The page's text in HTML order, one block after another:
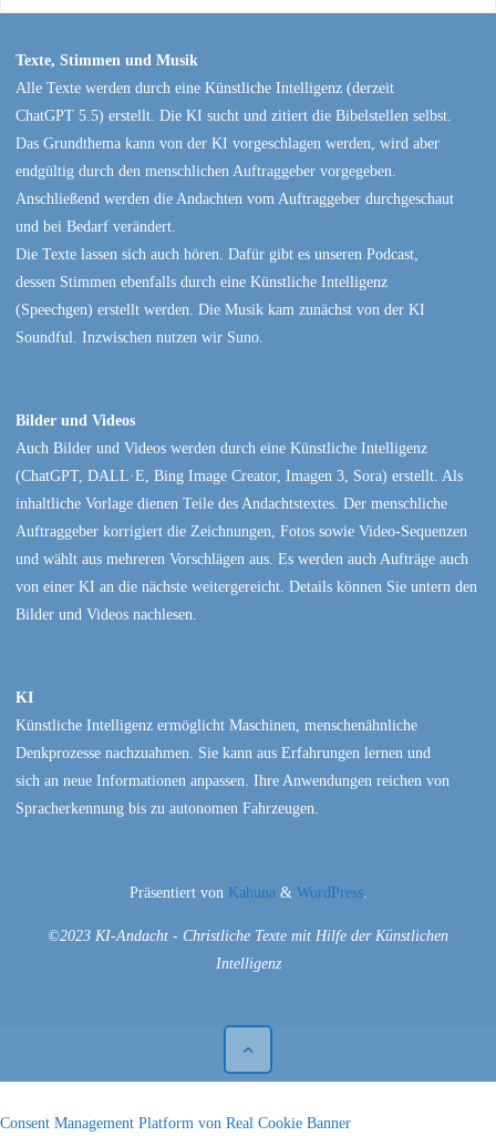
Texte, Stimmen und Musik
Alle Texte werden durch eine Künstliche Intelligenz (derzeit
ChatGPT 5.5) erstellt. Die KI sucht und zitiert die Bibelstellen selbst.
Das Grundthema kann von der KI vorgeschlagen werden, wird aber
endgültig durch den menschlichen Auftraggeber vorgegeben.
Anschließend werden die Andachten vom Auftraggeber durchgeschaut
und bei Bedarf verändert.
Die Texte lassen sich auch hören. Dafür gibt es unseren Podcast,
dessen Stimmen ebenfalls durch eine Künstliche Intelligenz
(Speechgen) erstellt werden. Die Musik kam zunächst von der KI
Soundful. Inzwischen nutzen wir Suno.
Bilder und Videos
Auch Bilder und Videos werden durch eine Künstliche Intelligenz
(ChatGPT, DALL·E, Bing Image Creator, Imagen 3, Sora) erstellt. Als
inhaltliche Vorlage dienen Teile des Andachtstextes. Der menschliche
Auftraggeber korrigiert die Zeichnungen, Fotos sowie Video-Sequenzen
und wählt aus mehreren Vorschlägen aus. Es werden auch Aufträge auch
von einer KI an die nächste weitergereicht. Details können Sie untern den
Bilder und Videos nachlesen.
KI
Künstliche Intelligenz ermöglicht Maschinen, menschenähnliche
Denkprozesse nachzuahmen. Sie kann aus Erfahrungen lernen und
sich an neue Informationen anpassen. Ihre Anwendungen reichen von
Spracherkennung bis zu autonomen Fahrzeugen.
Präsentiert von Kahuna & WordPress.
©2023 KI-Andacht - Christliche Texte mit Hilfe der Künstlichen
Intelligenz
Consent Management Platform von Real Cookie Banner